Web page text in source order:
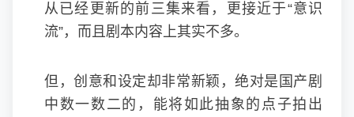
从已经更新的前三集来看，更接近于“意识
流”，而且剧本内容上其实不多。
但，创意和设定却非常新颖，绝对是国产剧
中数一数二的，能将如此抽象的点子拍出